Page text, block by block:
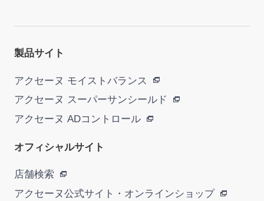
製品サイト
アクセーヌ モイストバランス
アクセーヌ スーパーサンシールド
アクセーヌ ADコントロール
オフィシャルサイト
店舗検索
アクセーヌ公式サイト・ オンラインショップ